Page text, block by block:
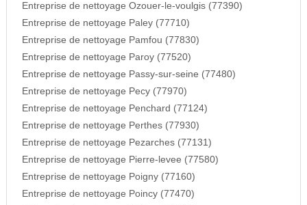
Entreprise de nettoyage Ozouer-le-voulgis (77390)
Entreprise de nettoyage Paley (77710)
Entreprise de nettoyage Pamfou (77830)
Entreprise de nettoyage Paroy (77520)
Entreprise de nettoyage Passy-sur-seine (77480)
Entreprise de nettoyage Pecy (77970)
Entreprise de nettoyage Penchard (77124)
Entreprise de nettoyage Perthes (77930)
Entreprise de nettoyage Pezarches (77131)
Entreprise de nettoyage Pierre-levee (77580)
Entreprise de nettoyage Poigny (77160)
Entreprise de nettoyage Poincy (77470)